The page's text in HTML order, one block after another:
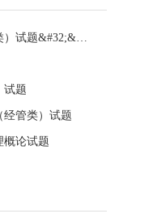
全国2024年4月自学考试经济法概论（财经类）试题&#32;&#32;
试题
经管类）试题
概论试题